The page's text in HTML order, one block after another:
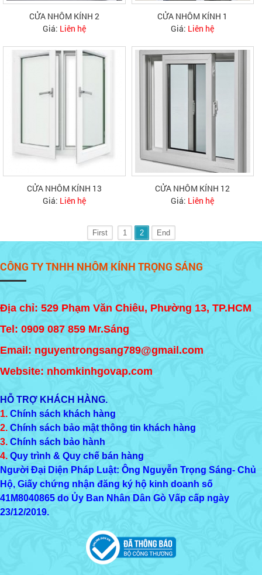
CỬA NHÔM KÍNH 2
Giá: Liên hệ
CỬA NHÔM KÍNH 1
Giá: Liên hệ
CỬA NHÔM KÍNH 13
Giá: Liên hệ
CỬA NHÔM KÍNH 12
Giá: Liên hệ
First 1 2 End
CÔNG TY TNHH NHÔM KÍNH TRỌNG SÁNG
Địa chỉ: 529 Phạm Văn Chiêu, Phường 13, TP.HCM
Tel: 0909 087 859 Mr.Sáng
Email: nguyentrongsang789@gmail.com
Website: nhomkinhgovap.com
HỖ TRỢ KHÁCH HÀNG.
1. Chính sách khách hàng
2. Chính sách bảo mật thông tin khách hàng
3. Chính sách bảo hành
4. Quy trình & Quy chế bán hàng
Người Đại Diện Pháp Luật: Ông Nguyễn Trọng Sáng- Chủ
Hộ, Giấy chứng nhận đăng ký hộ kinh doanh số
41M8040865 do Ủy Ban Nhân Dân Gò Vấp cấp ngày
23/12/2019.